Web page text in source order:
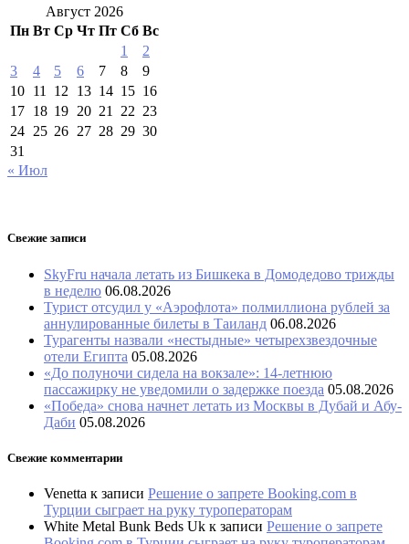
Август 2026
Пн Вт Ср Чт Пт Сб Вс
1
2
3
4 5 6 7 8
9
10 11 12 13 14 15 16
17 18 19 20 21 22 23
24 25 26 27 28 29 30
31
« Июл
Свежие записи
SkyFru начала летать из Бишкека в Домодедово трижды
в неделю 06.08.2026
Турист отсудил у «Аэрофлота» полмиллиона рублей за
аннулированные билеты в Таиланд 06.08.2026
Турагенты назвали «нестыдные» четырехзвездочные
отели Египта 05.08.2026
«До полуночи сидела на вокзале»: 14-летнюю
пассажирку не уведомили о задержке поезда 05.08.2026
«Победа» снова начнет летать из Москвы в Дубай и Абу-
Даби 05.08.2026
Свежие комментарии
Venetta к записи Решение о запрете Booking.com в
Турции сыграет на руку туроператорам
White Metal Bunk Beds Uk к записи Решение о запрете